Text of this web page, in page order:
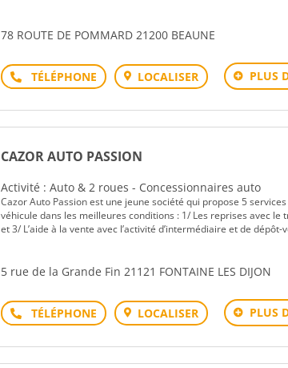
78 ROUTE DE POMMARD 21200 BEAUNE
Téléphone LOCALISER PLUS
CAZOR AUTO PASSION
Activité : Auto & 2 roues - Concessionnaires auto
Cazor Auto Passion est une jeune société qui propose 5
véhicule dans les meilleures conditions : 1/ Les reprises avec le
et 3/ L’aide à la vente avec l’activité d’intermédiaire et de dépôt-
5 rue de la Grande Fin 21121 FONTAINE LES DIJON
Téléphone LOCALISER PLUS